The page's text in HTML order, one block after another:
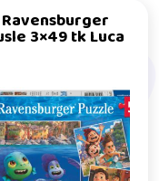
Ravensburger
3×49 tk Luca